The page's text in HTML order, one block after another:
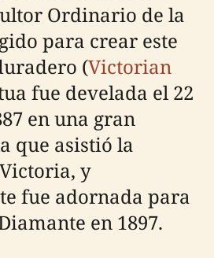
Ordinario de la
para crear este
(Victorian
fue develada el 22
en una gran
que asistió la
y
fue adornada para
en 1897.